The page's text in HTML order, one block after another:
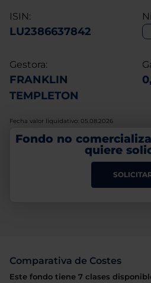
ISIN:
LU2386637842
Gestora:
FRANKLIN
TEMPLETON
Fecha valor liquidativo: 05.08.2026
Fondo no
quiere
Comparativa de Costes
Este fondo tiene 7 clases